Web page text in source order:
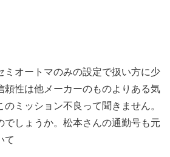
ミオートマのみの設定で扱い方に少
頼性は他メーカーのものよりある気
ミッション不良って聞きません。
でしょうか。松本さんの通勤号も元
て